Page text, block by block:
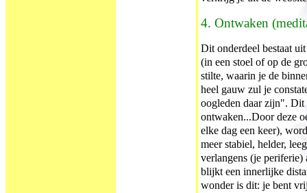
4. Ontwaken
Dit onderdeel bestaat
(in een stoel of op de
stilte, waarin je de
heel gauw zul je
oogleden daar zijn". Dit
ontwaken...Door deze
elke dag een keer),
meer stabiel, helder,
verlangens (je
blijkt een innerlijke
wonder is dit: je bent